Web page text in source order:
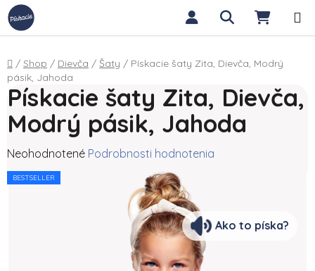
Prejsť na obsah Hľadať
Domov
/ Shop / Dievča / Šaty / Pískacie šaty Zita, Dievča, Modrý
pásik, Jahoda
Pískacie šaty Zita, Dievča,
Modrý pásik, Jahoda
Priemerné hodnotenie produktu je 0,0 z 5 hviezdičiek.
Neohodnotené Podrobnosti hodnotenia
BESTSELLER
Ako to píska?